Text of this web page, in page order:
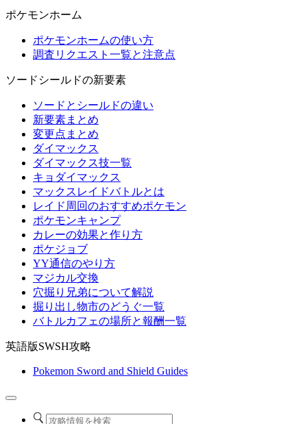
ポケモンホーム
ポケモンホームの使い方
調査リクエスト一覧と注意点
ソードシールドの新要素
ソードとシールドの違い
新要素まとめ
変更点まとめ
ダイマックス
ダイマックス技一覧
キョダイマックス
マックスレイドバトルとは
レイド周回のおすすめポケモン
ポケモンキャンプ
カレーの効果と作り方
ポケジョブ
YY通信のやり方
マジカル交換
穴掘り兄弟について解説
掘り出し物市のどうぐ一覧
バトルカフェの場所と報酬一覧
英語版SWSH攻略
Pokemon Sword and Shield Guides